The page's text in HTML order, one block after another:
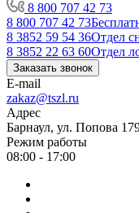
8 800 707 42 73
8 800 707 42 73
8 3852 59 54 36Отдел
8 3852 22 63 60Отдел
Заказать звонок
E-mail
zakaz@tszl.ru
Адрес
Барнаул, ул. Попова
Режим работы
08:00 - 17:00